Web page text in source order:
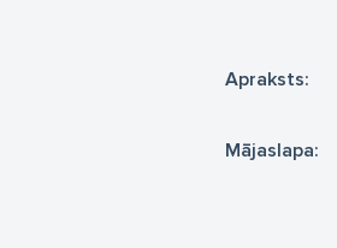
Apraksts:
Mājaslapa: